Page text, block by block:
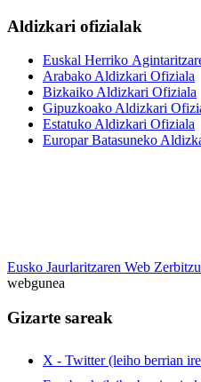
Aldizkari ofizialak
Euskal Herriko
Arabako Aldizkari Ofiziala
Bizkaiko Aldizkari Ofiziala
Gipuzkoako Aldizkari
Estatuko Aldizkari Ofiziala
Europar Batasuneko
Eusko Jaurlaritzaren Web
webgunea
Gizarte sareak
X - Twitter (leiho berrian